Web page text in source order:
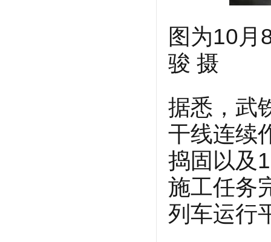
图为10
骏 摄
据悉，武
干线连续
捣固以及
施工任务
列车运行